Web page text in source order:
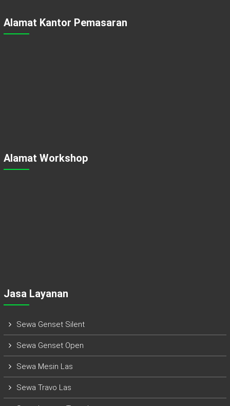
Alamat Kantor Pemasaran
Alamat Workshop
Jasa Layanan
Sewa Genset Silent
Sewa Genset Open
Sewa Mesin Las
Sewa Travo Las